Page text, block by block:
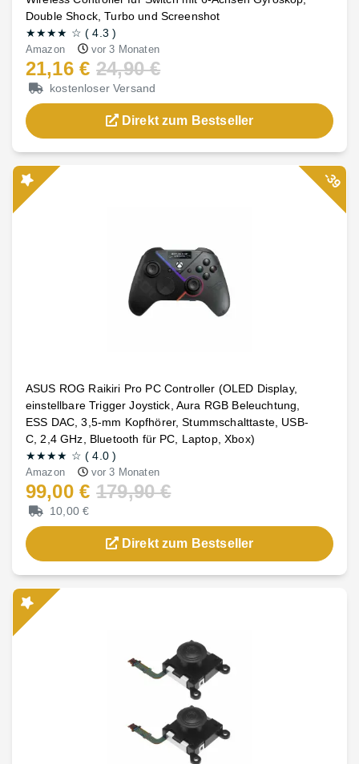
Double Shock, Turbo und Screenshot
★★★★ ☆ (4.3 )
Amazon vor 3 Monaten
21,16 € 24,90 €
kostenloser Versand
Direkt zum Bestseller
ASUS ROG Raikiri Pro PC Controller (OLED Display,
einstellbare Trigger Joystick, Aura RGB Beleuchtung,
ESS DAC, 3,5-mm Kopfhörer, Stummschalttaste, USB-
C, 2,4 GHz, Bluetooth für PC, Laptop, Xbox)
★★★★ ☆ (4.0)
Amazon vor 3 Monaten
99,00 € 179,90 €
10,00 €
Direkt zum Bestseller
-39